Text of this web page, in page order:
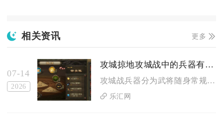
相关资讯 更多
07-14
2026
攻城掠地攻城战中的兵器有何特殊之处
攻城战兵器分为武将随身常规兵器与战场专属攻城器械两大体系，二...
乐汇网